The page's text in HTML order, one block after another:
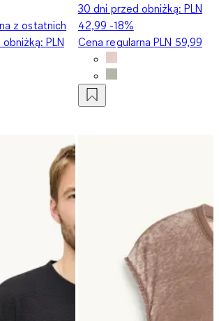
z ostatnich
PLN
30 dni przed obniżką: PLN
42,99 -18%
Cena regularnaPLN 59,99